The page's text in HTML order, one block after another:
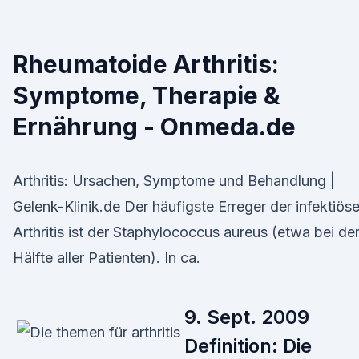
Rheumatoide Arthritis:
Symptome, Therapie &
Ernährung - Onmeda.de
Arthritis: Ursachen, Symptome und Behandlung |
Gelenk-Klinik.de Der häufigste Erreger der
Arthritis ist der Staphylococcus aureus (etwa bei der
Hälfte aller Patienten). In ca.
9. Sept. 2009
Definition: Die